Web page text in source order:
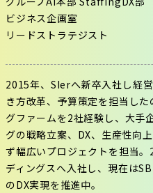
ビジネス企画室
リードストラテジスト
2015年、SIerへ新卒入社し経
き方改革、予算策定を担当し
グファームを2社経験し、大手
グの戦略立案、DX、生産性向
ず幅広いプロジェクトを担当
ディングスへ入社し、現在は
のDX実現を推進中。